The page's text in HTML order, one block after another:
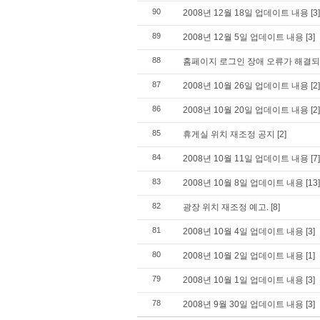
90 2008년 12월 18일 업데이트 내용 [3]
89 2008년 12월 5일 업데이트 내용 [3]
88 홈페이지 로그인 장애 오류가 해결
87 2008년 10월 26일 업데이트 내용 [2]
86 2008년 10월 20일 업데이트 내용 [2]
85 휴게실 위치 재조정 공지 [2]
84 2008년 10월 11일 업데이트 내용 [7]
83 2008년 10월 8일 업데이트 내용 [13]
82 광장 위치 재조정 예고. [8]
81 2008년 10월 4일 업데이트 내용 [3]
80 2008년 10월 2일 업데이트 내용 [1]
79 2008년 10월 1일 업데이트 내용 [3]
78 2008년 9월 30일 업데이트 내용 [3]